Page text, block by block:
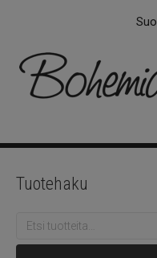
Tuotehaku
Etsi: